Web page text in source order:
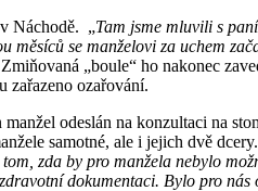
Náchodě. „Tam jsme mluvili s
se manželovi za uchem
„boule“ ho nakonec
zařazeno ozařování.
odeslán na konzultaci na
samotné, ale i jejich dvě
zda by pro manžela nebylo
dokumentaci. Bylo pro